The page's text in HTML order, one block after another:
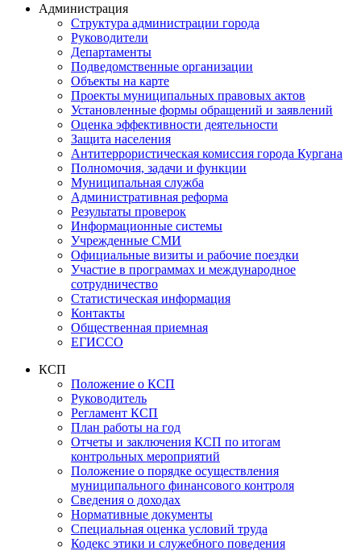
Администрация
Структура администрации города
Руководители
Департаменты
Подведомственные организации
Объекты на карте
Проекты муниципальных правовых актов
Установленные формы обращений и заявлений
Оценка эффективности деятельности
Защита населения
Антитеррористическая комиссия города Кургана
Полномочия, задачи и функции
Муниципальная служба
Административная реформа
Результаты проверок
Информационные системы
Учрежденные СМИ
Официальные визиты и рабочие поездки
Участие в программах и международное
сотрудничество
Статистическая информация
Контакты
Общественная приемная
ЕГИССО
КСП
Положение о КСП
Руководитель
Регламент КСП
План работы на год
Отчеты и заключения КСП по итогам
контрольных мероприятий
Положение о порядке осуществления
муниципального финансового контроля
Сведения о доходах
Нормативные документы
Специальная оценка условий труда
Кодекс этики и служебного поведения